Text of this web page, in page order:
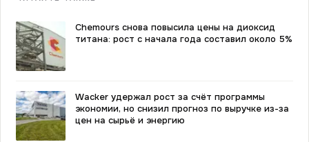
Chemours снова повысила цены на диоксид
титана: рост с начала года составил около 5%
Wacker удержал рост за счёт программы
экономии, но снизил прогноз по выручке из-за
цен на сырьё и энергию